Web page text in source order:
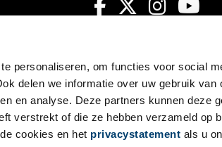
personaliseren, om functies voor social
delen we informatie over uw gebruik van
en analyse. Deze partners kunnen deze
verstrekt of die ze hebben verzameld op
cookies en het privacystatement als u